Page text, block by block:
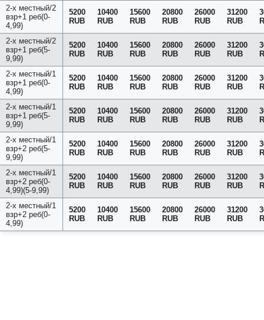
2-х местный/2
взр+1 реб(0-
4,99)
5200
RUB
10400
RUB
15600
RUB
20800
RUB
26000
RUB
31200
RUB
2-х местный/2
взр+1 реб(5-
9,99)
5200
RUB
10400
RUB
15600
RUB
20800
RUB
26000
RUB
31200
RUB
2-х местный/1
взр+1 реб(0-
4,99)
5200
RUB
10400
RUB
15600
RUB
20800
RUB
26000
RUB
31200
RUB
2-х местный/1
взр+1 реб(5-
9,99)
5200
RUB
10400
RUB
15600
RUB
20800
RUB
26000
RUB
31200
RUB
2-х местный/1
взр+2 реб(5-
9,99)
5200
RUB
10400
RUB
15600
RUB
20800
RUB
26000
RUB
31200
RUB
2-х местный/1
взр+2 реб(0-
4,99)(5-9,99)
5200
RUB
10400
RUB
15600
RUB
20800
RUB
26000
RUB
31200
RUB
2-х местный/1
взр+2 реб(0-
4,99)
5200
RUB
10400
RUB
15600
RUB
20800
RUB
26000
RUB
31200
RUB